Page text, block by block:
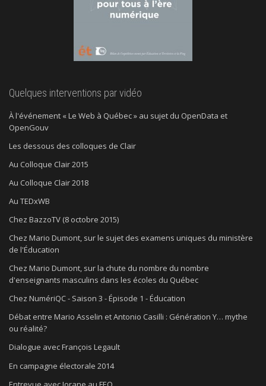
Quelques interventions par vidéo
À l'événement « Le Web à Québec » au sujet du OpenData et
OpenGouv
Les dessous des colloques de Clair
Au Colloque Clair 2015
Au Colloque Clair 2018
Au TEDxWB
Chez BazzoTV (8 octobre 2015)
Chez Mario Dumont, sur le sujet des examens uniques du ministère
de l'Éducation
Chez Mario Dumont, sur la chute du nombre du nombre
d'enseignants masculins dans les écoles du Québec
Chez NumériQC - Saison 3 - Épisode 1 - Éducation
Débat entre Mario Asselin et Antonio Casilli : Génération Y… mythe
ou réalité?
Dialogue avec François Legault
En campagne électorale 2014